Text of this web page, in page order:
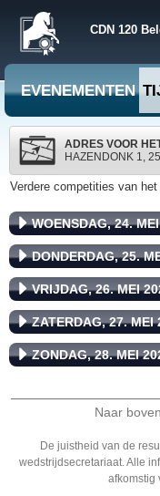
CDN 120
EVENEMENTEN
ADRES VOOR
HAZENDONK 1,
Verdere competities van
WOENSDAG, 24.
DONDERDAG, 25.
VRIJDAG, 26. MEI
ZATERDAG, 27. MEI
ZONDAG, 28. MEI
Naar boven
De juistheid van de
wedstrijdsecretariaat. Alle
afkomstig